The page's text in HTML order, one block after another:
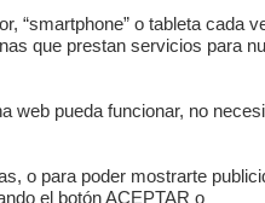
“smartphone” o tableta cada
que prestan servicios para
web pueda funcionar, no
o para poder mostrarte
el botón ACEPTAR o